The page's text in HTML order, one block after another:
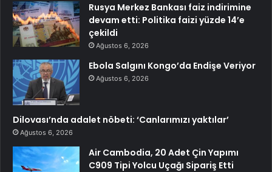
Rusya Merkez Bankası faiz indirimine
devam etti: Politika faizi yüzde 14’e
çekildi
Ağustos 6, 2026
Ebola Salgını Kongo’da Endişe Veriyor
Ağustos 6, 2026
Dilovası’nda adalet nöbeti: ‘Canlarımızı yaktılar’
Ağustos 6, 2026
Air Cambodia, 20 Adet Çin Yapımı
C909 Tipi Yolcu Uçağı Sipariş Etti